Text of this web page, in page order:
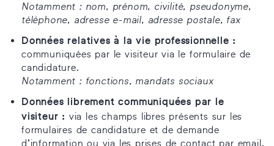
Notamment : nom, prénom, civilité, pseudonyme,
téléphone, adresse e-mail, adresse postale, fax
Données relatives à la vie professionnelle :
communiquées par le visiteur via le formulaire de
candidature.
Notamment : fonctions, mandats sociaux
Données librement communiquées par le
visiteur : via les champs libres présents sur les
formulaires de candidature et de demande
d’information ou via les prises de contact par email,